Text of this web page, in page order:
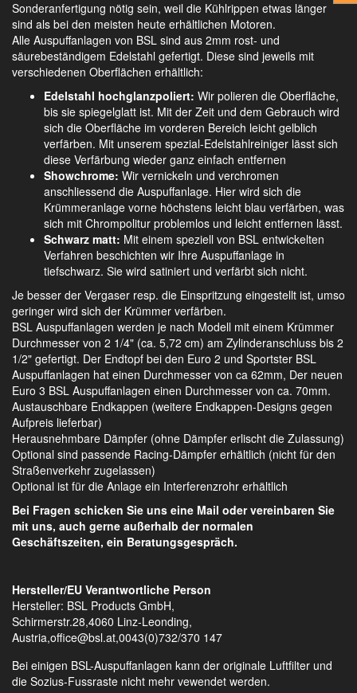
Sonderanfertigung nötig sein, weil die Kühlrippen etwas länger
sind als bei den meisten heute erhältlichen Motoren.
Alle Auspuffanlagen von BSL sind aus 2mm rost- und
säurebeständigem Edelstahl gefertigt. Diese sind jeweils mit
verschiedenen Oberflächen erhältlich:
Edelstahl hochglanzpoliert: Wir polieren die Oberfläche,
bis sie spiegelglatt ist. Mit der Zeit und dem Gebrauch wird
sich die Oberfläche im vorderen Bereich leicht gelblich
verfärben. Mit unserem spezial-Edelstahlreiniger lässt sich
diese Verfärbung wieder ganz einfach entfernen
Showchrome: Wir vernickeln und verchromen
anschliessend die Auspuffanlage. Hier wird sich die
Krümmeranlage vorne höchstens leicht blau verfärben, was
sich mit Chrompolitur problemlos und leicht entfernen lässt.
Schwarz matt: Mit einem speziell von BSL entwickelten
Verfahren beschichten wir Ihre Auspuffanlage in
tiefschwarz. Sie wird satiniert und verfärbt sich nicht.
Je besser der Vergaser resp. die Einspritzung eingestellt ist, umso
geringer wird sich der Krümmer verfärben.
BSL Auspuffanlagen werden je nach Modell mit einem Krümmer
Durchmesser von 2 1/4" (ca. 5,72 cm) am Zylinderanschluss bis 2
1/2" gefertigt. Der Endtopf bei den Euro 2 und Sportster BSL
Auspuffanlagen hat einen Durchmesser von ca 62mm, Der neuen
Euro 3 BSL Auspuffanlagen einen Durchmesser von ca. 70mm.
Austauschbare Endkappen (weitere Endkappen-Designs gegen
Aufpreis lieferbar)
Herausnehmbare Dämpfer (ohne Dämpfer erlischt die Zulassung)
Optional sind passende Racing-Dämpfer erhältlich (nicht für den
Straßenverkehr zugelassen)
Optional ist für die Anlage ein Interferenzrohr erhältlich
Bei Fragen schicken Sie uns eine Mail oder vereinbaren Sie
mit uns, auch gerne außerhalb der normalen
Geschäftszeiten, ein Beratungsgespräch.
Hersteller/EU Verantwortliche Person
Hersteller: BSL Products GmbH,
Schirmerstr.28,4060 Linz-Leonding,
Austria,office@bsl.at,0043(0)732/370 147
Bei einigen BSL-Auspuffanlagen kann der originale Luftfilter und
die Sozius-Fussraste nicht mehr vewendet werden.